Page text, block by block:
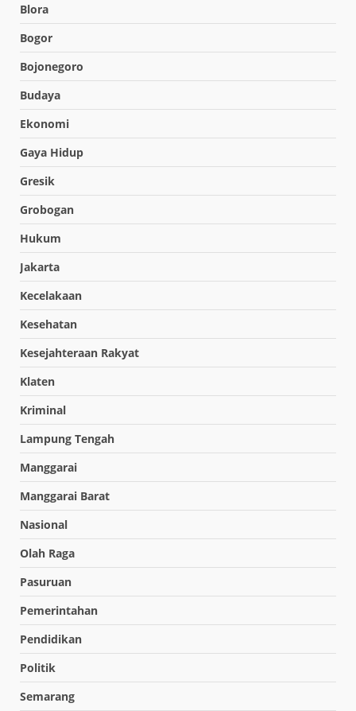
Blora
Bogor
Bojonegoro
Budaya
Ekonomi
Gaya Hidup
Gresik
Grobogan
Hukum
Jakarta
Kecelakaan
Kesehatan
Kesejahteraan Rakyat
Klaten
Kriminal
Lampung Tengah
Manggarai
Manggarai Barat
Nasional
Olah Raga
Pasuruan
Pemerintahan
Pendidikan
Politik
Semarang